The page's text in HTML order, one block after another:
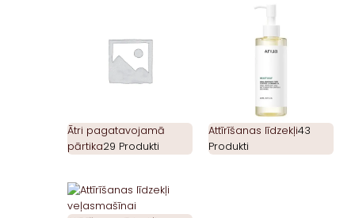
Ātri pagatavojamā
pārtika29 Produkti
Attīrīšanas līdzekļi43
Produkti